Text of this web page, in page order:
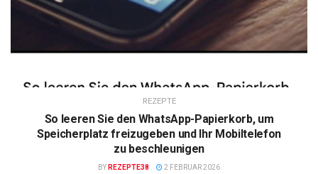
REZEPTE
So leeren Sie den WhatsApp-Papierkorb, um
Speicherplatz freizugeben und Ihr Mobiltelefon
zu beschleunigen
BY REZEPTE38 2 FEBRUAR 2026